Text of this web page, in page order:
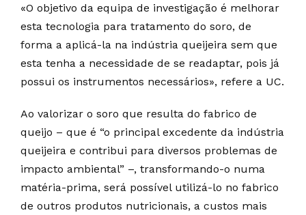
«O objetivo da equipa de investigação é melhorar
esta tecnologia para tratamento do soro, de
forma a aplicá-la na indústria queijeira sem que
esta tenha a necessidade de se readaptar, pois já
possui os instrumentos necessários», refere a UC.
Ao valorizar o soro que resulta do fabrico de
queijo – que é “o principal excedente da indústria
queijeira e contribui para diversos problemas de
impacto ambiental” –, transformando-o numa
matéria-prima, será possível utilizá-lo no fabrico
de outros produtos nutricionais, a custos mais